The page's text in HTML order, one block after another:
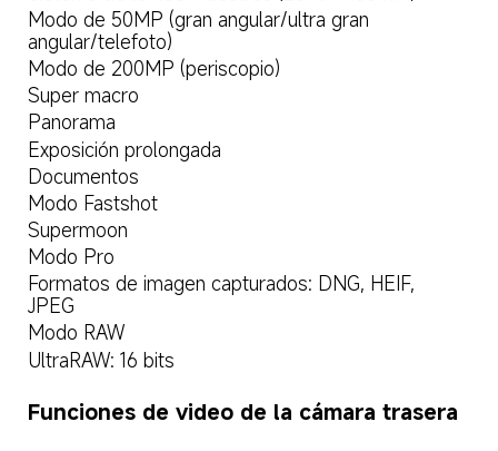
Modo de 50MP (gran angular/ultra gran
angular/telefoto)
Modo de 200MP (periscopio)
Super macro
Panorama
Exposición prolongada
Documentos
Modo Fastshot
Supermoon
Modo Pro
Formatos de imagen capturados: DNG, HEIF,
JPEG
Modo RAW
UltraRAW: 16 bits
Funciones de video de la cámara trasera